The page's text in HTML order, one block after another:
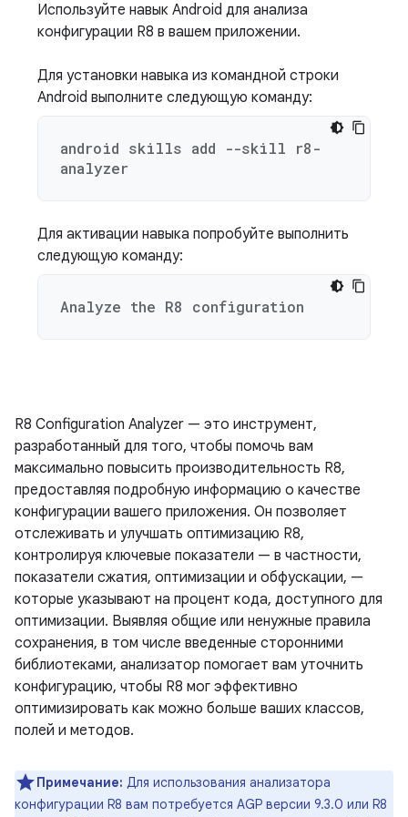
Используйте навык Android для анализа
конфигурации R8 в вашем приложении.
Для установки навыка из командной строки
Android выполните следующую команду:
android skills add --skill r8-
analyzer
Для активации навыка попробуйте выполнить
следующую команду:
Analyze the R8 configuration
R8 Configuration Analyzer — это инструмент,
разработанный для того, чтобы помочь вам
максимально повысить производительность R8,
предоставляя подробную информацию о качестве
конфигурации вашего приложения. Он позволяет
отслеживать и улучшать оптимизацию R8,
контролируя ключевые показатели — в частности,
показатели сжатия, оптимизации и обфускации, —
которые указывают на процент кода, доступного для
оптимизации. Выявляя общие или ненужные правила
сохранения, в том числе введенные сторонними
библиотеками, анализатор помогает вам уточнить
конфигурацию, чтобы R8 мог эффективно
оптимизировать как можно больше ваших классов,
полей и методов.
Примечание: Для использования анализатора
конфигурации R8 вам потребуется AGP версии 9.3.0 или R8